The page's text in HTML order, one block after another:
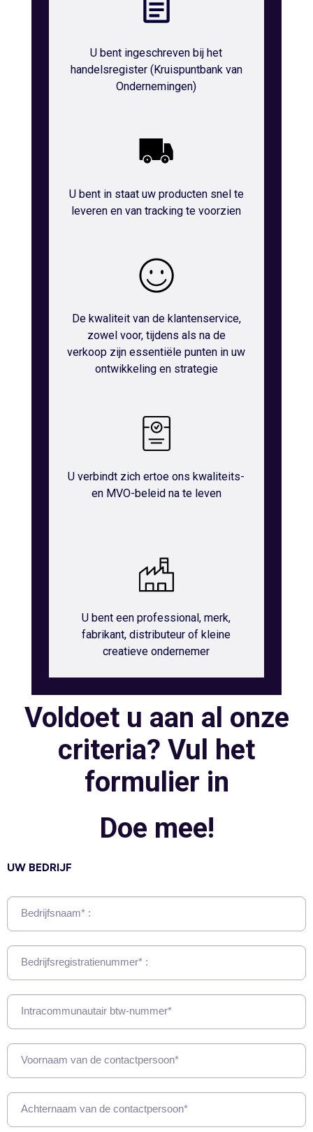
U bent ingeschreven bij het
handelsregister (Kruispuntbank van
Ondernemingen)
U bent in staat uw producten snel te
leveren en van tracking te voorzien
De kwaliteit van de klantenservice,
zowel voor, tijdens als na de
verkoop zijn essentiële punten in uw
ontwikkeling en strategie
U verbindt zich ertoe ons kwaliteits-
en MVO-beleid na te leven
U bent een professional, merk,
fabrikant, distributeur of kleine
creatieve ondernemer
Voldoet u aan al onze
criteria? Vul het
formulier in
Doe mee!
UW BEDRIJF
Bedrijfsnaam* :
Bedrijfsregistratienummer* :
Intracommunautair btw-nummer*
Voornaam van de contactpersoon*
Achternaam van de contactpersoon*